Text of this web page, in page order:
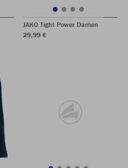
JAKO Tight Power Damen
29,99 €